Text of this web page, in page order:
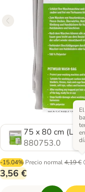
75 x 80 cm (L x
880753.0
-15.04% Precio normal4,19 €
3,56 €